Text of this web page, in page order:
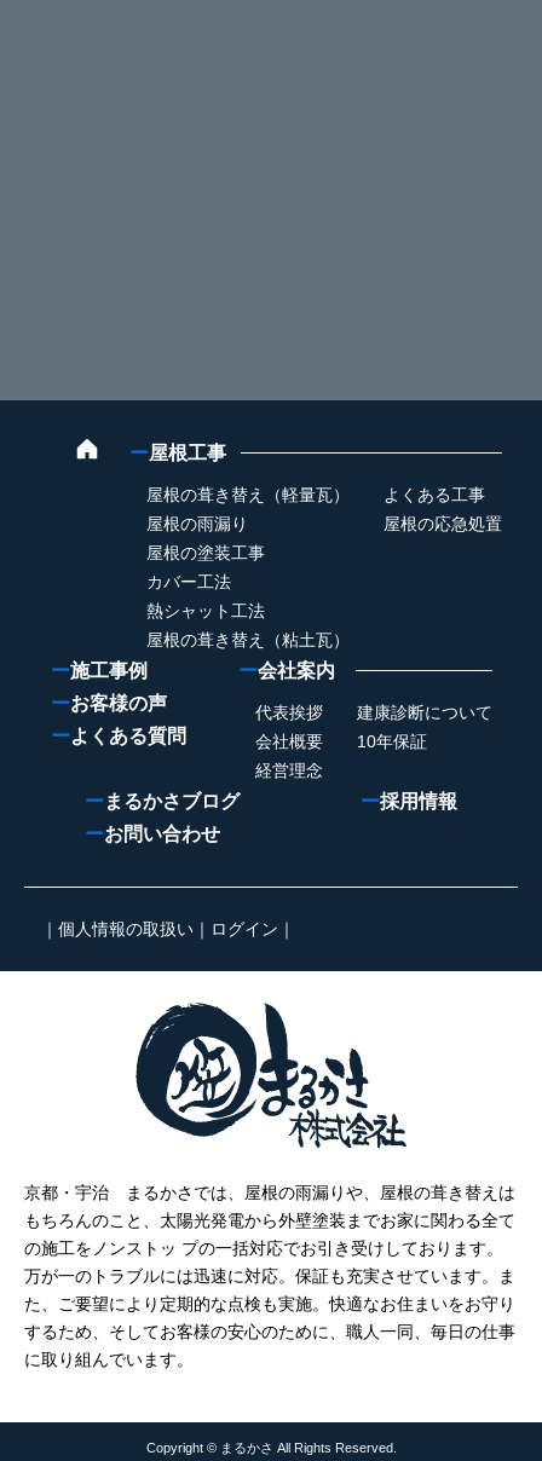
ー屋根工事
屋根の葺き替え（軽量瓦）
屋根の雨漏り
屋根の塗装工事
カバー工法
熱シャット工法
屋根の葺き替え（粘土瓦）
よくある工事
屋根の応急処置
ー施工事例
ーお客様の声
ーよくある質問
ー会社案内
代表挨拶
会社概要
経営理念
建康診断について
10年保証
ーまるかさブログ
ーお問い合わせ
ー採用情報
｜ 個人情報の取扱い ｜ ログイン ｜
京都・宇治 まるかさでは、屋根の雨漏りや、屋根の葺き替えは
もちろんのこと、太陽光発電から外壁塗装までお家に関わる全て
の施工をノンストッ プの一括対応でお引き受けしております。
万が一のトラブルには迅速に対応。保証も充実させています。ま
た、ご要望により定期的な点検も実施。快適なお住まいをお守り
するため、そしてお客様の安心のために、職人一同、毎日の仕事
に取り組んでいます。
Copyright © まるかさ All Rights Reserved.